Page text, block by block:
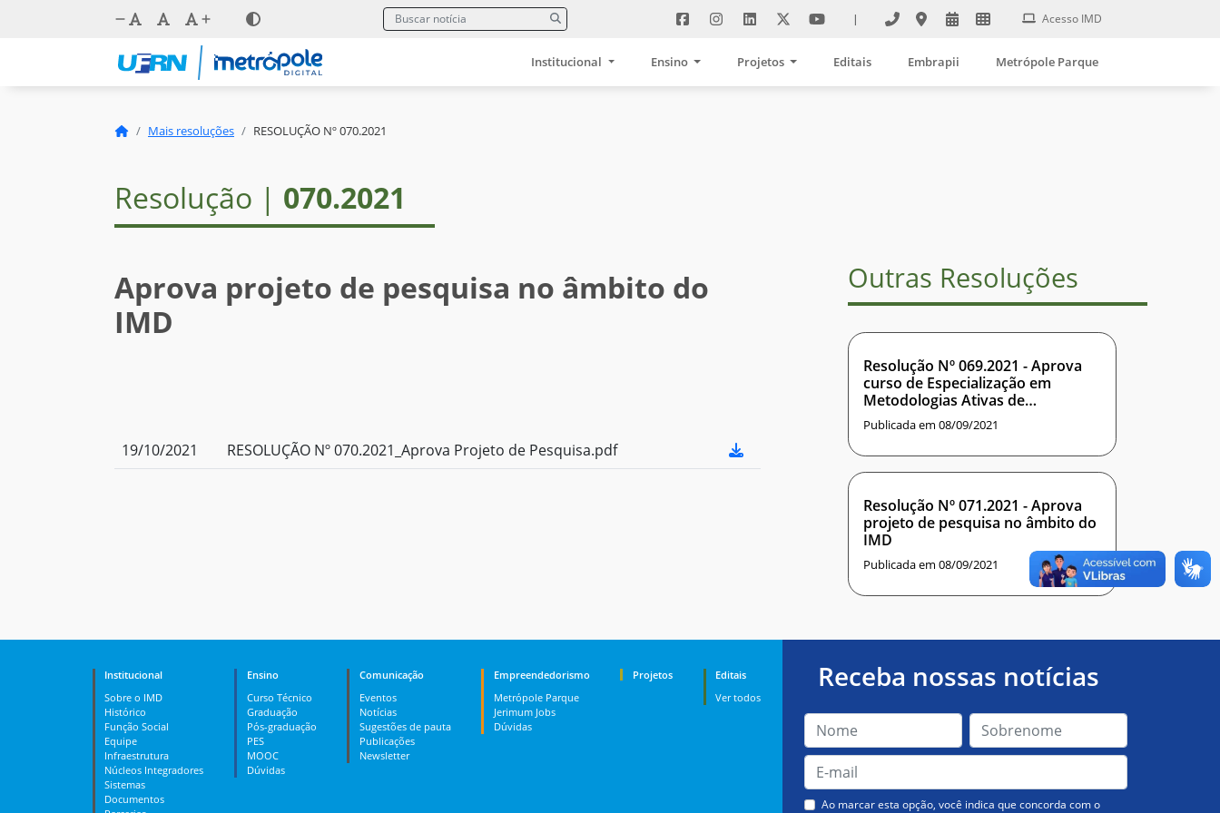
| Acesso IMD
Institucional Ensino Projetos Editais Embrapii Metrópole Parque
Mais resoluções RESOLUÇÃO Nº 070.2021
Resolução | 070.2021
Aprova projeto de pesquisa no âmbito do
IMD
19/10/2021 RESOLUÇÃO Nº 070.2021_Aprova Projeto de Pesquisa.pdf
Outras Resoluções
Resolução Nº 069.2021 - Aprova
curso de Especialização em
Metodologias Ativas de
Aprendizagens, vinculado ao
Instituto Metrópole Digital
Publicada em 08/09/2021
Resolução Nº 071.2021 - Aprova
projeto de pesquisa no âmbito do
IMD
Publicada em 08/09/2021
Institucional
Sobre o IMD
Histórico
Função Social
Equipe
Infraestrutura
Núcleos Integradores
Sistemas
Documentos
Ensino
Curso Técnico
Graduação
Pós-graduação
PES
MOOC
Dúvidas
Comunicação
Eventos
Notícias
Sugestões de pauta
Publicações
Newsletter
Empreendedorismo
Metrópole Parque
Jerimum Jobs
Dúvidas
Projetos
Editais
Ver todos
Receba nossas notícias
Ao marcar esta opção, você indica que concorda com o